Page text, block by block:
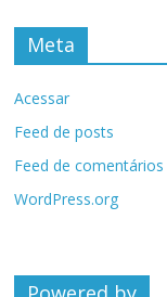
Meta
Acessar
Feed de posts
Feed de comentários
WordPress.org